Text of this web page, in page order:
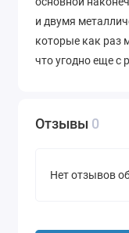
и двумя
которые как раз
что угодно еще с
Отзывы 0
Нет отзывов